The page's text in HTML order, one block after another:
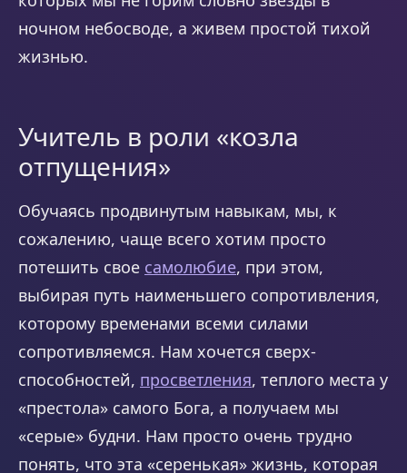
ночном небосводе, а живем простой тихой
жизнью.
Учитель в роли «козла
отпущения»
Обучаясь продвинутым навыкам, мы, к
сожалению, чаще всего хотим просто
потешить свое самолюбие, при этом,
выбирая путь наименьшего сопротивления,
которому временами всеми силами
сопротивляемся. Нам хочется сверх-
способностей, просветления, теплого места у
«престола» самого Бога, а получаем мы
«серые» будни. Нам просто очень трудно
понять, что эта «серенькая» жизнь, которая